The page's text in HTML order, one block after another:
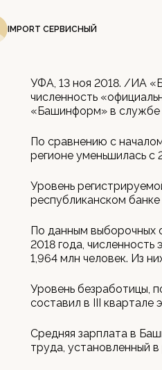
IMPORT СЕРВИСНЫЙ
УФА, 13 ноя 2018. /ИА
численность
«Башинформ» в службе
По сравнению с
регионе уменьшилась с
Уровень
республиканском
По данным выборочных
2018 года,
1,964 млн человек. Из
Уровень безработицы,
составил в III квартале
Средняя зарплата в
труда, установленный